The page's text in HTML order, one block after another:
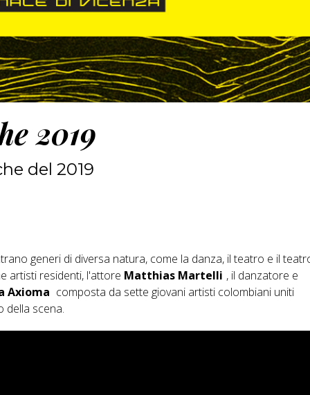
2019
del 2019
generi di diversa natura, come la danza, il teatro e il
artisti residenti, l'attore Matthias Martelli , il danzatore e
Axioma composta da sette giovani artisti colombiani uniti
della scena.